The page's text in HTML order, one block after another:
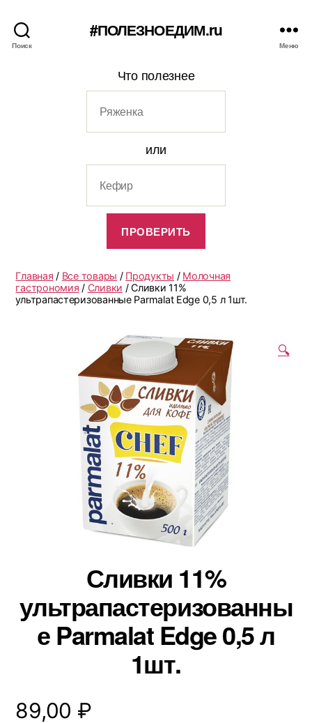
Поиск
#ПОЛЕЗНОЕДИМ.ru
Меню
Что полезнее
или
Главная / Все товары / Продукты / Молочная
гастрономия / Сливки / Сливки 11%
ультрапастеризованные Parmalat Edge 0,5 л 1шт.
🔍
Сливки 11%
ультрапастеризованны
е Parmalat Edge 0,5 л
1шт.
89,00 ₽